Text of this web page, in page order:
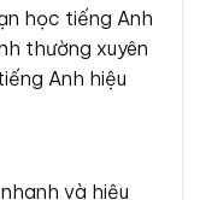
học tiếng Anh
thường xuyên
Anh hiệu